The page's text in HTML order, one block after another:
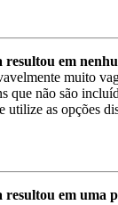
resultou em
muito
que não são
utilize as opções
resultou em uma